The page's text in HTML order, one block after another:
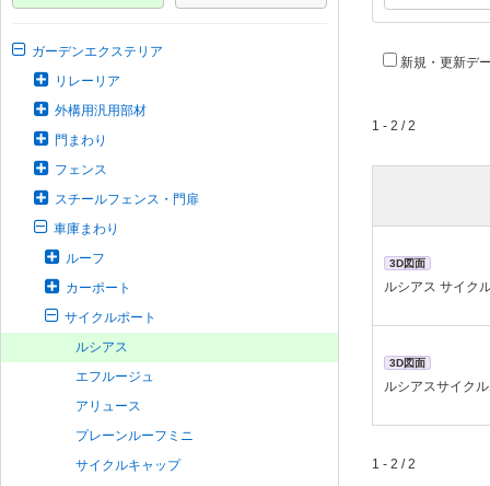
ガーデンエクステリア
リレーリア
外構用汎用部材
門まわり
フェンス
スチールフェンス・門扉
車庫まわり
ルーフ
カーポート
サイクルポート
ルシアス
エフルージュ
アリュース
プレーンルーフミニ
サイクルキャップ
新規・更新デ
1 - 2 / 2
3D図面
ルシアス サイク
3D図面
ルシアスサイク
1 - 2 / 2